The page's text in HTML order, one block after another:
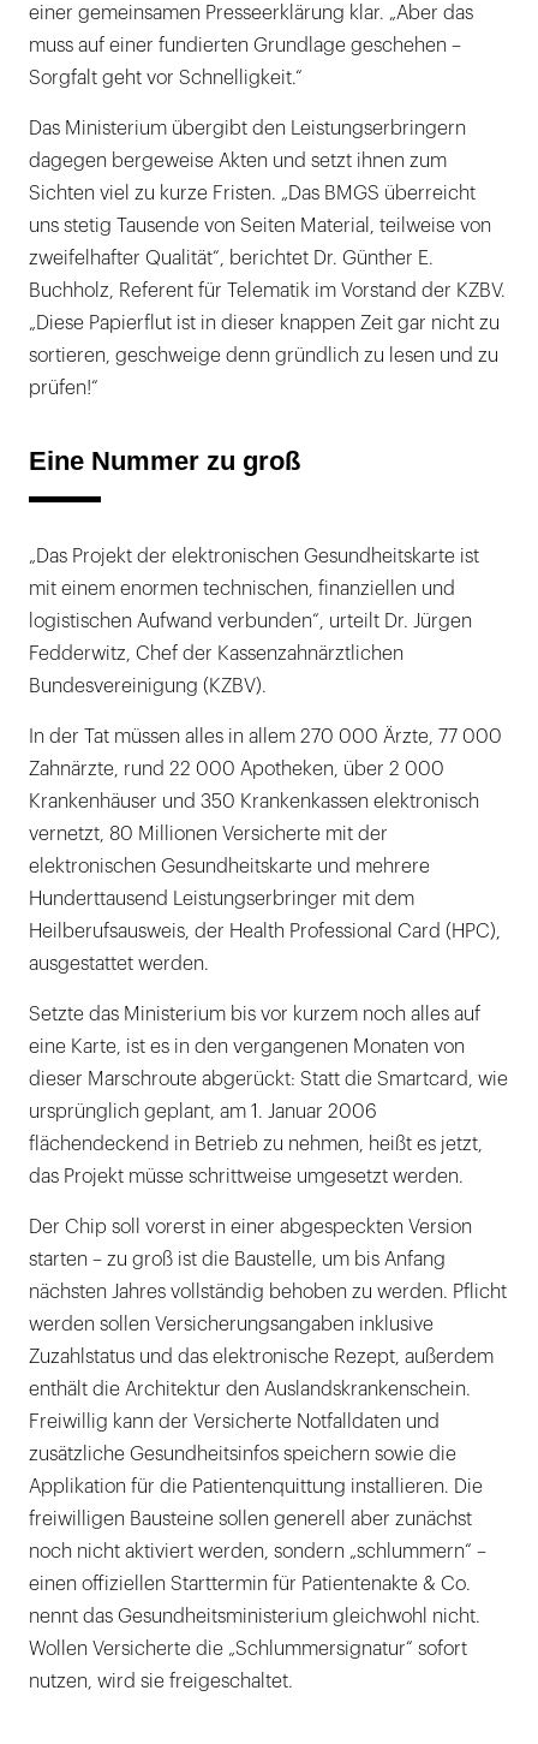
einer gemeinsamen Presseerklärung klar. „Aber das
muss auf einer fundierten Grundlage geschehen –
Sorgfalt geht vor Schnelligkeit.“
Das Ministerium übergibt den Leistungserbringern
dagegen bergeweise Akten und setzt ihnen zum
Sichten viel zu kurze Fristen. „Das BMGS überreicht
uns stetig Tausende von Seiten Material, teilweise von
zweifelhafter Qualität“, berichtet Dr. Günther E.
Buchholz, Referent für Telematik im Vorstand der KZBV.
„Diese Papierflut ist in dieser knappen Zeit gar nicht zu
sortieren, geschweige denn gründlich zu lesen und zu
prüfen!“
Eine Nummer zu groß
„Das Projekt der elektronischen Gesundheitskarte ist
mit einem enormen technischen, finanziellen und
logistischen Aufwand verbunden“, urteilt Dr. Jürgen
Fedderwitz, Chef der Kassenzahnärztlichen
Bundesvereinigung (KZBV).
In der Tat müssen alles in allem 270 000 Ärzte, 77 000
Zahnärzte, rund 22 000 Apotheken, über 2 000
Krankenhäuser und 350 Krankenkassen elektronisch
vernetzt, 80 Millionen Versicherte mit der
elektronischen Gesundheitskarte und mehrere
Hunderttausend Leistungserbringer mit dem
Heilberufsausweis, der Health Professional Card (HPC),
ausgestattet werden.
Setzte das Ministerium bis vor kurzem noch alles auf
eine Karte, ist es in den vergangenen Monaten von
dieser Marschroute abgerückt: Statt die Smartcard, wie
ursprünglich geplant, am 1. Januar 2006
flächendeckend in Betrieb zu nehmen, heißt es jetzt,
das Projekt müsse schrittweise umgesetzt werden.
Der Chip soll vorerst in einer abgespeckten Version
starten – zu groß ist die Baustelle, um bis Anfang
nächsten Jahres vollständig behoben zu werden. Pflicht
werden sollen Versicherungsangaben inklusive
Zuzahlstatus und das elektronische Rezept, außerdem
enthält die Architektur den Auslandskrankenschein.
Freiwillig kann der Versicherte Notfalldaten und
zusätzliche Gesundheitsinfos speichern sowie die
Applikation für die Patientenquittung installieren. Die
freiwilligen Bausteine sollen generell aber zunächst
noch nicht aktiviert werden, sondern „schlummern“ –
einen offiziellen Starttermin für Patientenakte & Co.
nennt das Gesundheitsministerium gleichwohl nicht.
Wollen Versicherte die „Schlummersignatur“ sofort
nutzen, wird sie freigeschaltet.